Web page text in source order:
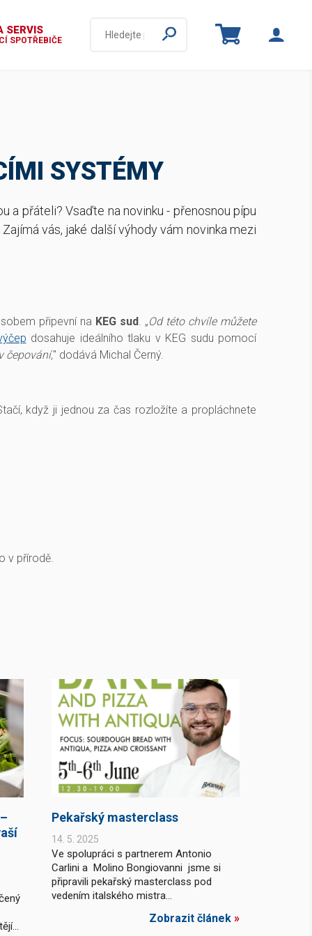
SERVIS
SPOTŘEBIČE
SYSTÉMY
a přáteli? Vsaďte na novinku - přenosnou pípu
vás, jaké další výhody vám novinka mezi
připevní na KEG sud. „Od této chvíle můžete
dosahuje ideálního tlaku v KEG sudu pomocí
čepování," dodává Michal Černý.
když ji jednou za čas rozložíte a propláchnete
v přírodě.
Pekařský masterclass
14. 5. 2025
Ve spolupráci s partnerem Antonio
Carlini a Molino Bongiovanni jsme si
připravili pekařský masterclass pod
vedením italského mistra...
Zobrazit článek »